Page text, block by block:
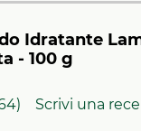
Idratante
- 100 g
Scrivi una